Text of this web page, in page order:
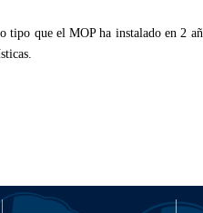
tipo que el MOP ha instalado en 2